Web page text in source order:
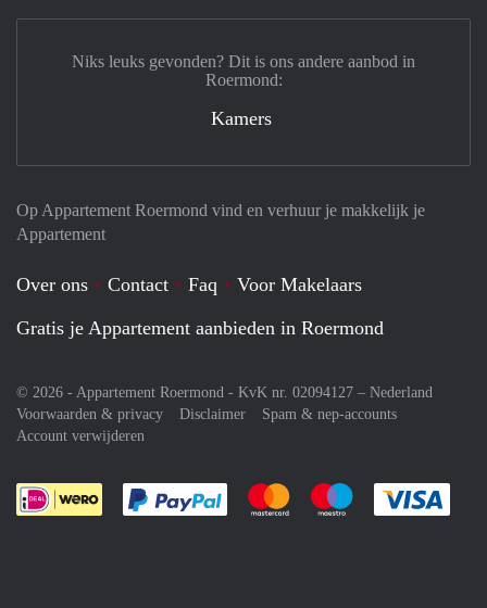
Op Appartement Roermond vind en verhuur je makkelijk je
Appartement
Over ons Contact Faq
Voor Makelaars
Gratis je Appartement aanbieden in Roermond
© 2026 - Appartement Roermond - KvK nr. 02094127 – Nederland
Voorwaarden & privacy
Disclaimer
Spam & nep-accounts
Account verwijderen
Je rekent gemakkelijk af met Paypal
Je rekent gemakkelijk af met
Je rekent
Niks leuks gevonden? Dit is ons andere aanbod in
Roermond:
Kamers